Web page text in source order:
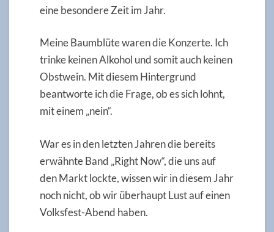
eine besondere Zeit im Jahr.
Meine Baumblüte waren die Konzerte. Ich
trinke keinen Alkohol und somit auch keinen
Obstwein. Mit diesem Hintergrund
beantworte ich die Frage, ob es sich lohnt,
mit einem „nein“.
War es in den letzten Jahren die bereits
erwähnte Band „Right Now“, die uns auf
den Markt lockte, wissen wir in diesem Jahr
noch nicht, ob wir überhaupt Lust auf einen
Volksfest-Abend haben.